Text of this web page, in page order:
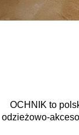
OCHNIK to
odzieżowo-